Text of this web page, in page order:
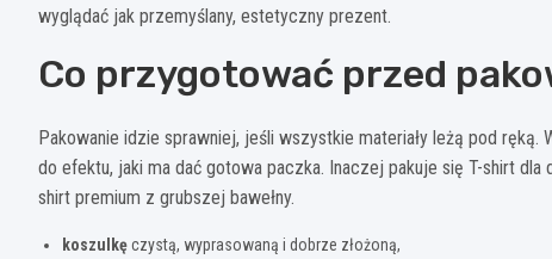
wyglądać jak przemyślany, estetyczny prezent.
Co przygotować przed
Pakowanie idzie sprawniej, jeśli wszystkie materiały leżą pod
do efektu, jaki ma dać gotowa paczka. Inaczej pakuje się T-shirt
shirt premium z grubszej bawełny.
koszulkęczystą, wyprasowaną i dobrze złożoną,